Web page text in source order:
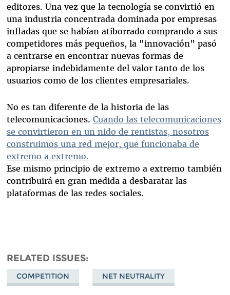
editores. Una vez que la tecnología se convirtió en
una industria concentrada dominada por empresas
infladas que se habían atiborrado comprando a sus
competidores más pequeños, la "innovación" pasó
a centrarse en encontrar nuevas formas de
apropiarse indebidamente del valor tanto de los
usuarios como de los clientes empresariales.
No es tan diferente de la historia de las
telecomunicaciones. Cuando las telecomunicaciones
se convirtieron en un nido de rentistas, nosotros
construimos una red mejor, que funcionaba de
extremo a extremo.
Ese mismo principio de extremo a extremo también
contribuirá en gran medida a desbaratar las
plataformas de las redes sociales.
RELATED ISSUES
COMPETITION NET NEUTRALITY